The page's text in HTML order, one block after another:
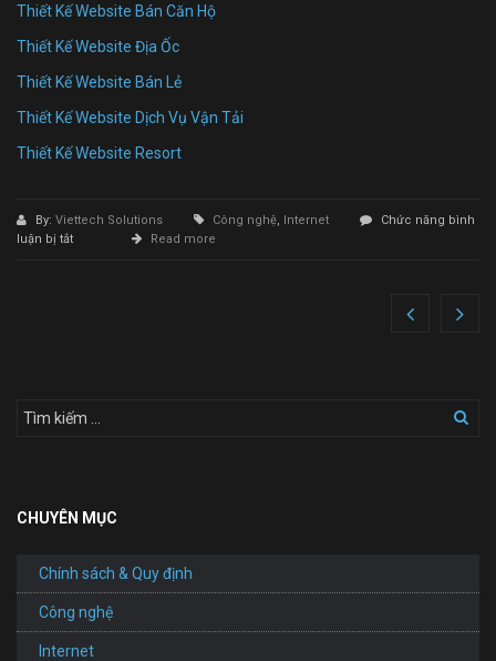
Thiết Kế Website Bán Căn Hộ
Thiết Kế Website Địa Ốc
Thiết Kế Website Bán Lẻ
Thiết Kế Website Dịch Vụ Vận Tải
Thiết Kế Website Resort
By: Viettech Solutions Công nghệ, Internet
Chức năng bình
luận bị tắtở
Read more
CHUYÊN MỤC
Chính sách & Quy định
Công nghệ
Internet